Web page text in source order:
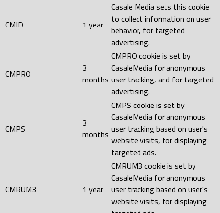
CMID 1 year
Casale Media sets this cookie
to collect information on user
behavior, for targeted
advertising.
CMPRO
3
months
CMPRO cookie is set by
CasaleMedia for anonymous
user tracking, and for targeted
advertising.
CMPS
3
months
CMPS cookie is set by
CasaleMedia for anonymous
user tracking based on user's
website visits, for displaying
targeted ads.
CMRUM3 1 year
CMRUM3 cookie is set by
CasaleMedia for anonymous
user tracking based on user's
website visits, for displaying